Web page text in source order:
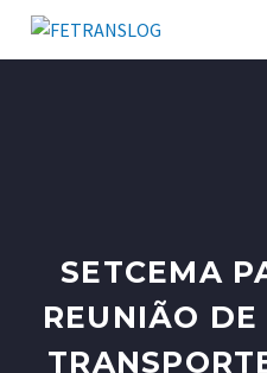
SETCEMA
REUNIÃO